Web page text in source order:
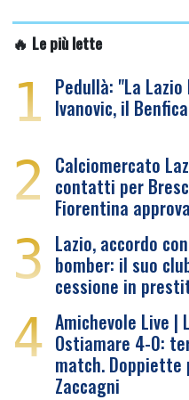
🔥 Le più lette
1 Pedullà: "La
Ivanovic, il
2 Calciomercato
contatti per
Fiorentina
3 Lazio, accordo
bomber: il suo
cessione in
4 Amichevole Live |
Ostiamare 4-0:
match. Doppiette
Zaccagni